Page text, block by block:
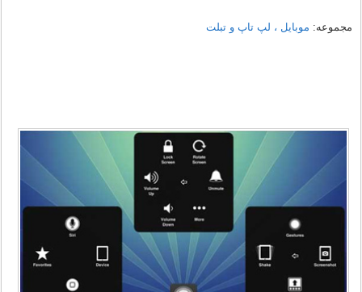
مجموعه: موبایل ، لپ تاپ و تبلت